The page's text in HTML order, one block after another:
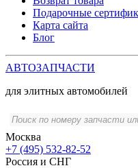
Подарочные
Карта сайта
Блог
АВТОЗАПЧАСТИ
для элитных автомобилей
Москва
+7 (495) 532-82-52
Россия и СНГ